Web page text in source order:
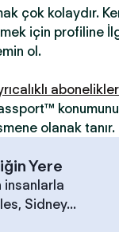
çok kolaydır.
için profiline
ol.
olanak tanır.
Yere
insanlarla
Sidney...